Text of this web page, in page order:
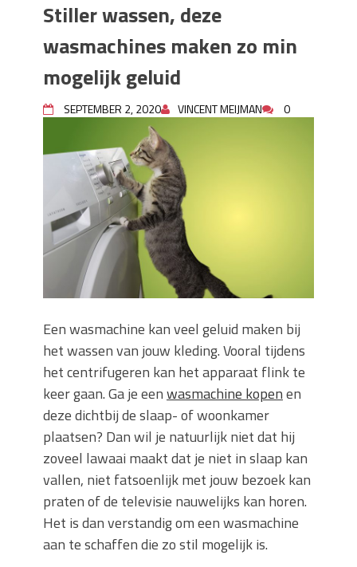
Je huis koelen: alles behalve duur
Hoe draagt je inrichting bij aan je
merkimago?
Houtpellets als duurzame
Wanneer moet je een specialist
inschakelen bij rioolproblemen?
Slimme oplossingen voor lekkages en
verstoppingen
Betonplex: Het Veelzijdige
Plaatmateriaal voor Moderne Projecten
Woonstijlen die perfect passen bij
duurzaam bouwen
Oma weet raadt bij cementsluier:
natuurlijke oplossingen
Stiller wassen, deze
wasmachines maken zo min
mogelijk geluid
SEPTEMBER 2, 2020 VINCENT MEIJMAN 0
Een wasmachine kan veel geluid maken bij
het wassen van jouw kleding. Vooral tijdens
het centrifugeren kan het apparaat flink te
keer gaan. Ga je eenwasmachine kopenen
deze dichtbij de slaap- of woonkamer
plaatsen? Dan wil je natuurlijk niet dat hij
zoveel lawaai maakt dat je niet in slaap kan
vallen, niet fatsoenlijk met jouw bezoek kan
praten of de televisie nauwelijks kan horen.
Het is dan verstandig om een wasmachine
aan te schaffen die zo stil mogelijk is.